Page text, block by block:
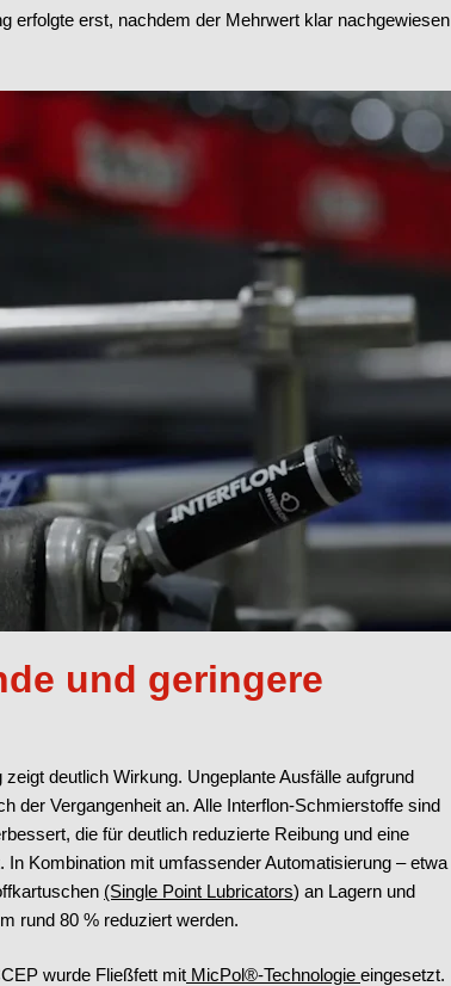
erfolgte erst, nachdem der Mehrwert klar nachgewiesen
und geringere
deutlich Wirkung. Ungeplante Ausfälle aufgrund
der Vergangenheit an. Alle Interflon-Schmierstoffe sind
die für deutlich reduzierte Reibung und eine
Kombination mit umfassender Automatisierung – etwa
(Single Point Lubricators) an Lagern und
rund 80 % reduziert werden.
wurde Fließfett mit MicPol®-Technologie eingesetzt.